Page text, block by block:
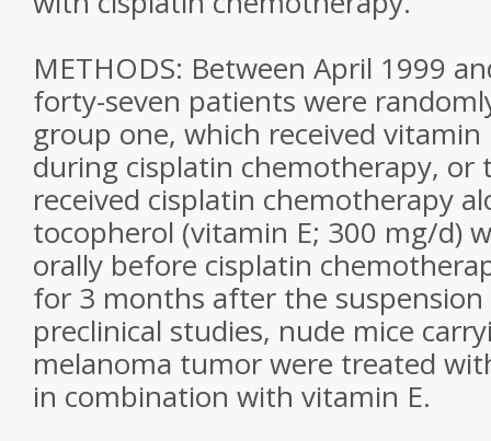
METHODS: Between April 1999
forty-seven patients were
group one, which received
during cisplatin chemotherapy, or
received cisplatin chemotherapy
tocopherol (vitamin E; 300 mg/d)
orally before cisplatin
for 3 months after the
preclinical studies, nude mice
melanoma tumor were treated
in combination with vitamin E.